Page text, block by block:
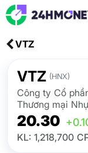
VTZ
VTZ (HNX)
Công ty Cổ
Thương mại
20.30
KL: 1,218,700